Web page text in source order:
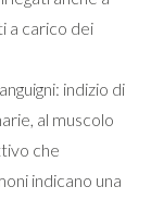
a carico dei
indizio di
al muscolo
che
indicano una